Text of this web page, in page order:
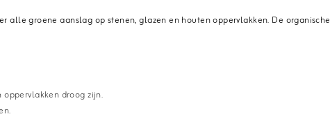
groene aanslag op stenen, glazen en houten oppervlakken. De
droog zijn.